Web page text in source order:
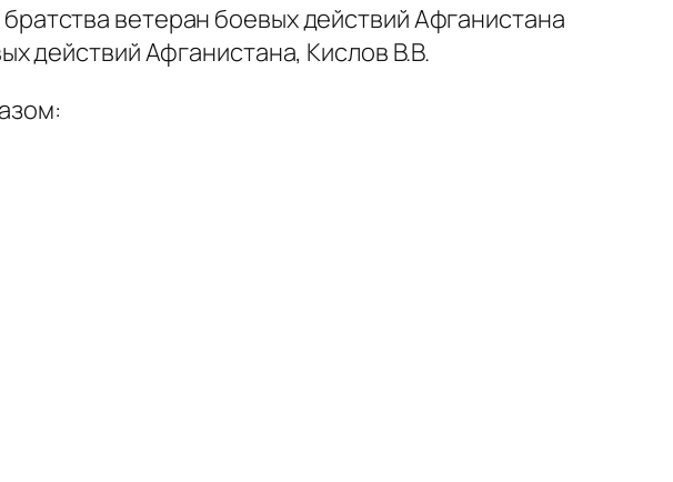
ветеран боевых действий Афганистана
действий Афганистана, Кислов В.В.